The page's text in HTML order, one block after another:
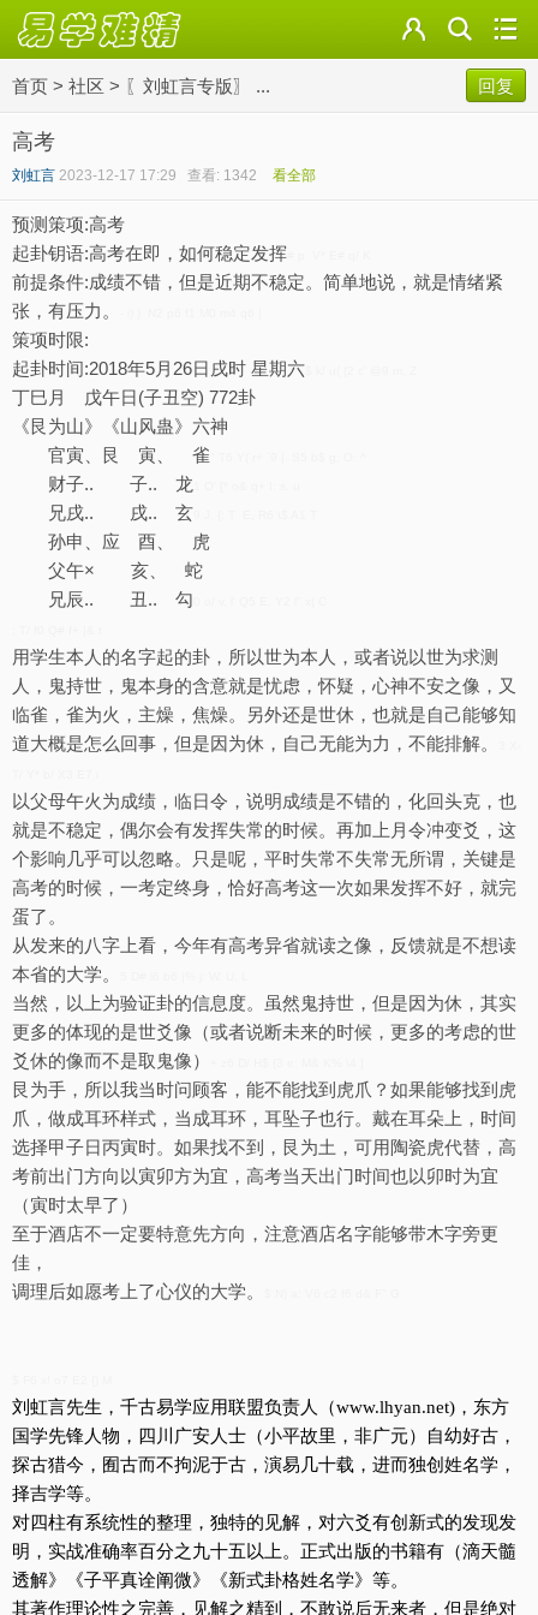
首页 > 社区 > 〖刘虹言专版〗 ... 回复
高考
刘虹言 2023-12-17 17:29 查看: 1342 看全部
预测策项:高考
起卦钥语:高考在即，如何稳定发挥
前提条件:成绩不错，但是近期不稳定。简单地说，就是情绪紧
张，有压力。
策项时限:
起卦时间:2018年5月26日戌时 星期六
丁巳月 戊午日(子丑空) 772卦
《艮为山》《山风蛊》六神
官寅、艮 寅、 雀
财子.. 子.. 龙
兄戌.. 戌.. 玄
孙申、应 酉、 虎
父午× 亥、 蛇
兄辰.. 丑.. 勾
用学生本人的名字起的卦，所以世为本人，或者说以世为求测
人，鬼持世，鬼本身的含意就是忧虑，怀疑，心神不安之像，又
临雀，雀为火，主燥，焦燥。另外还是世休，也就是自己能够知
道大概是怎么回事，但是因为休，自己无能为力，不能排解。
以父母午火为成绩，临日令，说明成绩是不错的，化回头克，也
就是不稳定，偶尔会有发挥失常的时候。再加上月令冲变爻，这
个影响几乎可以忽略。只是呢，平时失常不失常无所谓，关键是
高考的时候，一考定终身，恰好高考这一次如果发挥不好，就完
蛋了。
从发来的八字上看，今年有高考异省就读之像，反馈就是不想读
本省的大学。
当然，以上为验证卦的信息度。虽然鬼持世，但是因为休，其实
更多的体现的是世爻像（或者说断未来的时候，更多的考虑的世
爻休的像而不是取鬼像）
艮为手，所以我当时问顾客，能不能找到虎爪？如果能够找到虎
爪，做成耳环样式，当成耳环，耳坠子也行。戴在耳朵上，时间
选择甲子日丙寅时。如果找不到，艮为土，可用陶瓷虎代替，高
考前出门方向以寅卯方为宜，高考当天出门时间也以卯时为宜
（寅时太早了）
至于酒店不一定要特意先方向，注意酒店名字能够带木字旁更
佳，
调理后如愿考上了心仪的大学。
刘虹言先生，千古易学应用联盟负责人 （www.lhyan.net) ，东方
国学先锋人物，四川广安人士（小平故里，非广元）自幼好古，
探古猎今，囿古而不拘泥于古，演易几十载，进而独创姓名学，
择吉学等。
对四柱有系统性的整理，独特的见解，对六爻有创新式的发现发
明，实战准确率百分之九十五以上。正式出版的书籍有（滴天髓
透解》《子平真诠阐微》《新式卦格姓名学》等。
其著作理论性之完善，见解之精到，不敢说后无来者，但是绝对